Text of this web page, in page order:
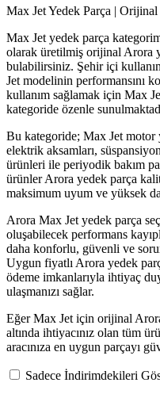
Max Jet Yedek Parça |
Max Jet yedek parça
olarak üretilmiş orijinal Arora
bulabilirsiniz. Şehir içi
Jet modelinin performansını
kullanım sağlamak için Max
kategoride özenle
Bu kategoride; Max Jet motor
elektrik aksamları,
ürünleri ile periyodik bakım
ürünler Arora yedek parça
maksimum uyum ve yüksek
Arora Max Jet yedek parça
oluşabilecek performans
daha konforlu, güvenli ve
Uygun fiyatlı Arora yedek
ödeme imkanlarıyla ihtiyaç
ulaşmanızı sağlar.
Eğer Max Jet için orijinal
altında ihtiyacınız olan tüm
aracınıza en uygun parçayı
Sadece İndirimdekileri